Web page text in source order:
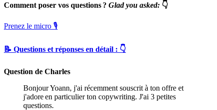
Comment poser vos questions ? Glad you asked: 👇
Prenez le micro 🎙
📝 Questions et réponses en détail : 👇
Question de Charles
Bonjour Yoann, j'ai récemment souscrit à ton offre et
j'adore en particulier ton copywriting. J'ai 3 petites
questions.